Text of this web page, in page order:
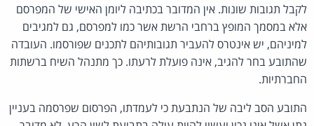
לקבל תגובות שונות. אין המדובר בכתיבה ליומן האישי של המפרסם
אלא במסמך המופץ ברחבי הרשת אשר כמו למפרסם, גם למגיבים
למיניהם, יש אינטרס להעביר תגובותיהם לתכנים שפורסמו. העובדה
שהתובע בחר להגיב, אינה פועלת לרעתו. כך מתנהל השיח ברשתות
החברתיות.
התובע הסב ליבה של הנתבעת כי לעמדתו, הפרסום שפרסמה בעניין